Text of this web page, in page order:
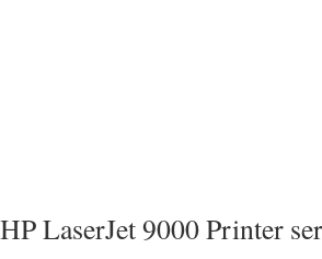
HP LaserJet 9000 Printer